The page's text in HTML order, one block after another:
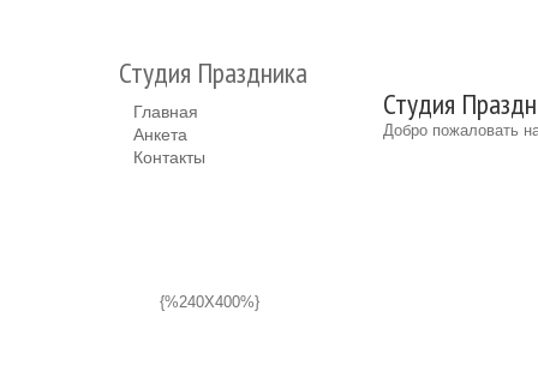
Студия Праздника
Главная
Анкета
Контакты
{%240X400%}
Студия
Добро пожаловать